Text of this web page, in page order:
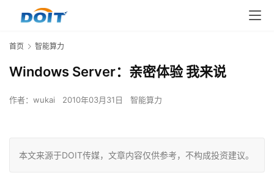
首页 智能算力
Windows Server：亲密体验 我来说
作者： wukai 2010年03月31日 智能算力
本文来源于DOIT传媒，文章内容仅供参考，不构成投资建议。